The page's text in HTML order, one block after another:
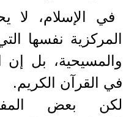
في الإسلام، لا
المركزية نفسها
والمسيحية، بل
في القرآن الكريم.
لكن بعض